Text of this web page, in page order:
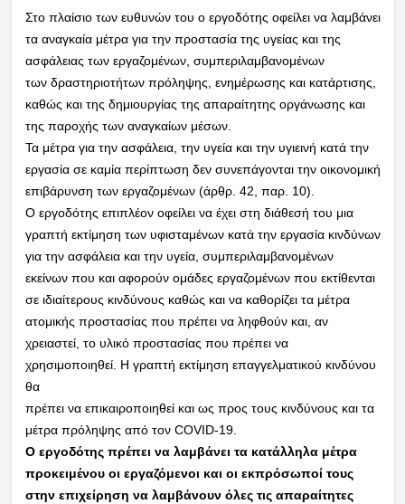
Στο πλαίσιο των ευθυνών του ο εργοδότης οφείλει να λαμβάνει
τα αναγκαία μέτρα για την προστασία της υγείας και της
ασφάλειας των εργαζομένων, συμπεριλαμβανομένων
των δραστηριοτήτων πρόληψης, ενημέρωσης και κατάρτισης,
καθώς και της δημιουργίας της απαραίτητης οργάνωσης και
της παροχής των αναγκαίων μέσων.
Τα μέτρα για την ασφάλεια, την υγεία και την υγιεινή κατά την
εργασία σε καμία περίπτωση δεν συνεπάγονται την οικονομική
επιβάρυνση των εργαζομένων (άρθρ. 42, παρ. 10).
Ο εργοδότης επιπλέον οφείλει να έχει στη διάθεσή του μια
γραπτή εκτίμηση των υφισταμένων κατά την εργασία κινδύνων
για την ασφάλεια και την υγεία, συμπεριλαμβανομένων
εκείνων που και αφορούν ομάδες εργαζομένων που εκτίθενται
σε ιδιαίτερους κινδύνους καθώς και να καθορίζει τα μέτρα
ατομικής προστασίας που πρέπει να ληφθούν και, αν
χρειαστεί, το υλικό προστασίας που πρέπει να
χρησιμοποιηθεί. Η γραπτή εκτίμηση επαγγελματικού κινδύνου
θα
πρέπει να επικαιροποιηθεί και ως προς τους κινδύνους και τα
μέτρα πρόληψης από τον COVID-19.
Ο εργοδότης πρέπει να λαμβάνει τα κατάλληλα μέτρα
προκειμένου οι εργαζόμενοι και οι εκπρόσωποί τους
στην επιχείρηση να λαμβάνουν όλες τις απαραίτητες